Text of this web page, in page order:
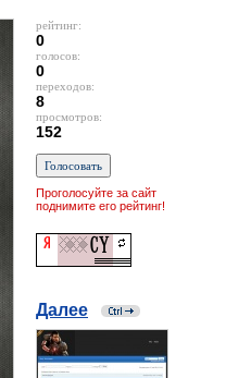
рейтинг:
0
голосов:
0
переходов:
8
просмотров:
152
Проголосуйте за сайт
поднимите его рейтинг!
Далее